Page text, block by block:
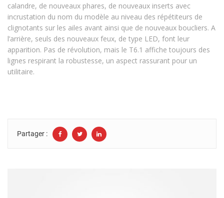
calandre, de nouveaux phares, de nouveaux inserts avec
incrustation du nom du modèle au niveau des répétiteurs de
clignotants sur les ailes avant ainsi que de nouveaux boucliers. A
l’arrière, seuls des nouveaux feux, de type LED, font leur
apparition. Pas de révolution, mais le T6.1 affiche toujours des
lignes respirant la robustesse, un aspect rassurant pour un
utilitaire.
Partager :